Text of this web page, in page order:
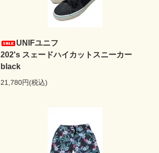
UNIFユニフ
202's スェードハイカットスニーカー
black
21,780円(税込)